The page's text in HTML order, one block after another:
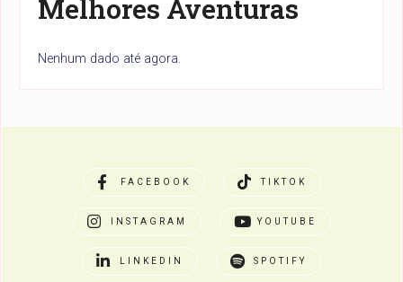
Melhores Aventuras
Nenhum dado até agora.
FACEBOOK TIKTOK
INSTAGRAM YOUTUBE
LINKEDIN SPOTIFY